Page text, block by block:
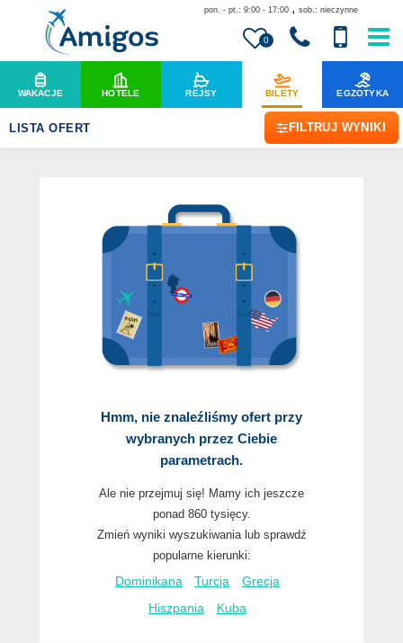
0
pon. - pt.: 9:00 - 17:00 , sob.: nieczynne
WAKACJE HOTELE REJSY BILETY EGZOTYKA
LISTA OFERT FILTRUJ WYNIKI
Hmm, nie znaleźliśmy ofert przy
wybranych przez Ciebie
parametrach.
Ale nie przejmuj się! Mamy ich jeszcze
ponad 860 tysięcy.
Zmień wyniki wyszukiwania lub sprawdź
popularne kierunki:
Dominikana
Turcja Grecja
Hiszpania Kuba